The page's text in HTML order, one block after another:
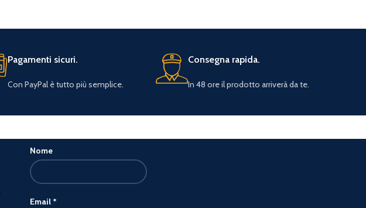
Pagamenti sicuri.
Con PayPal è tutto più semplice.
Consegna rapida.
In 48 ore il prodotto arriverà da te.
Nome
Email *